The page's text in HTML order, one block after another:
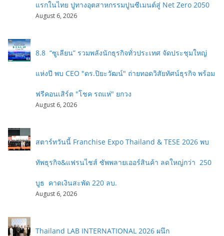
แรกในไทย ปูทางอุตสาหกรรมปูนซีเมนต์สู่ Net Zero 2050
August 6, 2026
8.8 “ซูเลียน” รวมพลังนักธุรกิจทั่วประเทศ จัดประชุมใหญ่
แห่งปี พบ CEO "ดร.ปิยะวัฒน์" ถ่ายทอดวิสัยทัศน์ธุรกิจ พร้อม
ฟรีคอนเสิร์ต "โชค รถแห่" ยกวง
August 6, 2026
สตาร์ทวันนี้ Franchise Expo Thailand & TESE 2026 พบ
ทัพธุรกิจ&แฟรนไชส์ ซัพพลายเออร์สินค้า ลดใหญ่กว่า 250
บูธ คาดเงินสะพัด 220 ลบ.
August 6, 2026
Thailand LAB INTERNATIONAL 2026 ผนึก